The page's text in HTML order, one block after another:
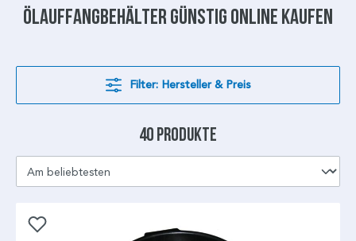
Ölauffangbehälter günstig online kaufen
Filter: Hersteller & Preis
40 Produkte